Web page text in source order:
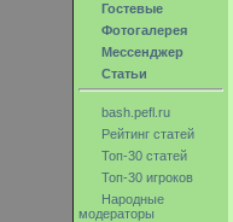
Гостевые
Фотогалерея
Мессенджер
Статьи
bash.pefl.ru
Рейтинг статей
Топ-30 статей
Топ-30 игроков
Народные
модераторы